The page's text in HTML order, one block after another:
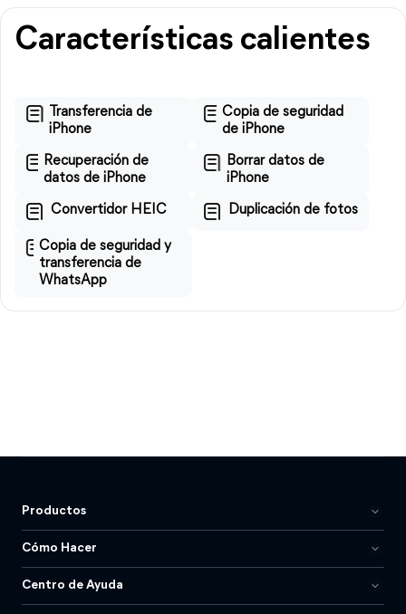
Características calientes
Transferencia de
iPhone
Copia de seguridad
de iPhone
Recuperación de
datos de iPhone
Borrar datos de
iPhone
Convertidor HEIC Duplicación de fotos
Copia de seguridad y
transferencia de
WhatsApp
Productos
Cómo Hacer
Centro de Ayuda